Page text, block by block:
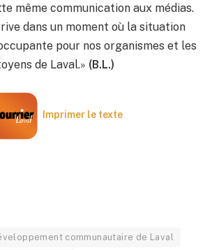
même communication aux médias.
dans un moment où la situation
pour nos organismes et les
de Laval.» (B.L.)
Imprimer le texte
communautaire de Laval